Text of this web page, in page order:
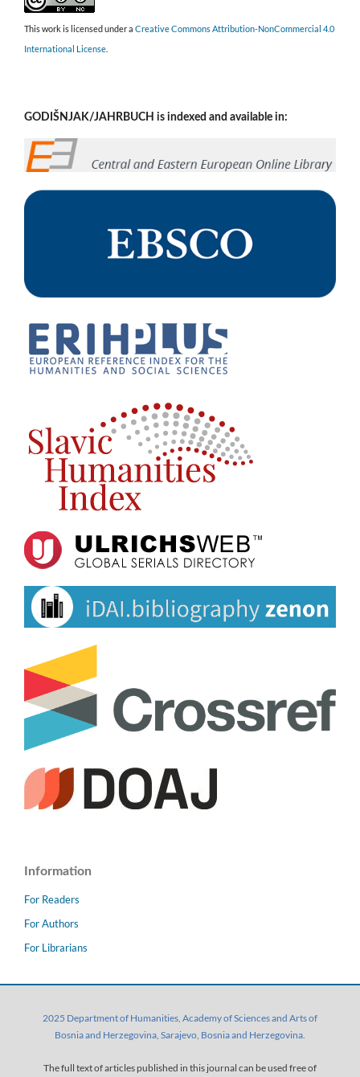
This work is licensed under a Creative Commons Attribution-NonCommercial 4.0
International License
GODIŠNJAK/JAHRBUCH is indexed and available in:
Information
For Readers
For Authors
For Librarians
2025 Department of Humanities, Academy of Sciences and Arts of
Bosnia and Herzegovina, Sarajevo, Bosnia and Herzegovina.
The full text of articles published in this journal can be used free of